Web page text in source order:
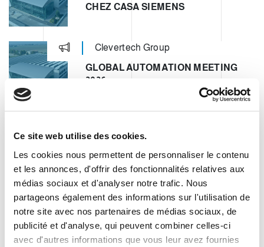
Ce site web utilise des cookies.
Les cookies nous permettent de personnaliser le contenu
et les annonces, d'offrir des fonctionnalités relatives aux
médias sociaux et d'analyser notre trafic. Nous
partageons également des informations sur l'utilisation de
notre site avec nos partenaires de médias sociaux, de
publicité et d'analyse, qui peuvent combiner celles-ci
avec d'autres informations que vous leur avez fournies
CHEZ CASA SIEMENS
Clevertech Group
GLOBAL AUTOMATION MEETING
2026
OPERATION UNIT ROBOTICS & E-
COMMERCE – CLEVERTECH
Clevertech Group
LES POSTES OUVERTS
AUGMENTENT. LES PROFILS
QUALIFIÉS NON.